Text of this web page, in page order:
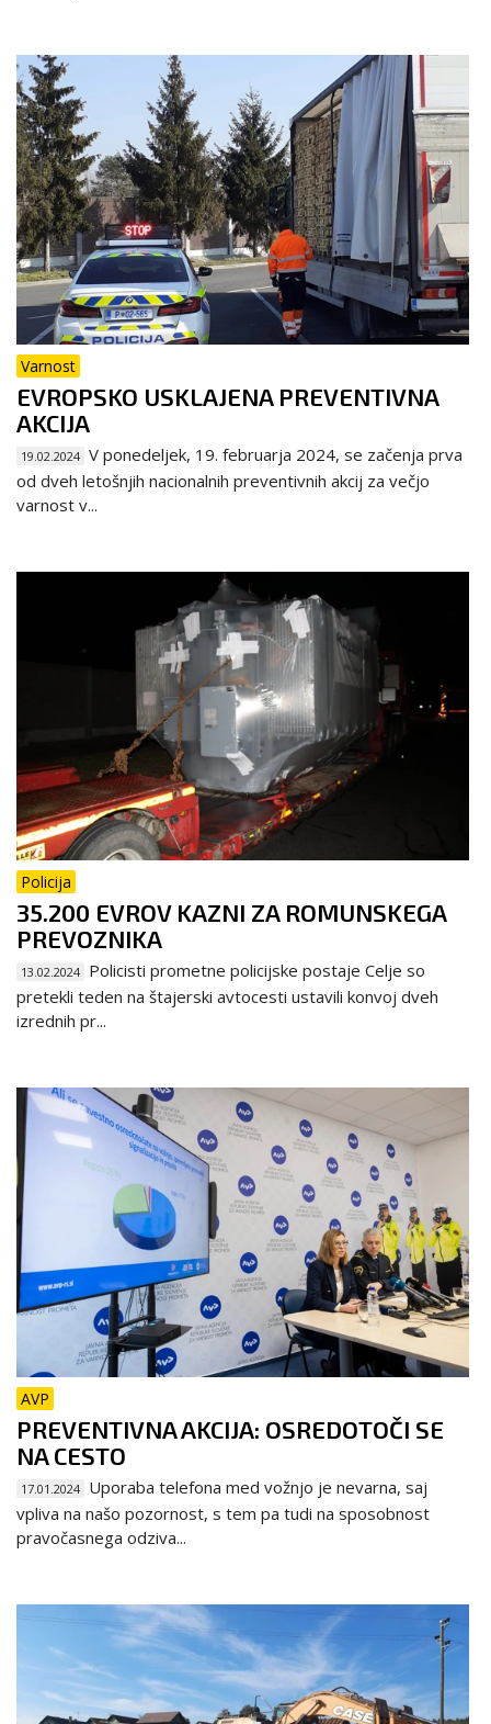
Varnost
EVROPSKO USKLAJENA PREVENTIVNA
AKCIJA
19.02.2024 V ponedeljek, 19. februarja 2024, se začenja prva
od dveh letošnjih nacionalnih preventivnih akcij za večjo
varnost v...
Policija
35.200 EVROV KAZNI ZA ROMUNSKEGA
PREVOZNIKA
13.02.2024 Policisti prometne policijske postaje Celje so
pretekli teden na štajerski avtocesti ustavili konvoj dveh
izrednih pr...
AVP
PREVENTIVNA AKCIJA: OSREDOTOČI SE
NA CESTO
17.01.2024 Uporaba telefona med vožnjo je nevarna, saj
vpliva na našo pozornost, s tem pa tudi na sposobnost
pravočasnega odziva...